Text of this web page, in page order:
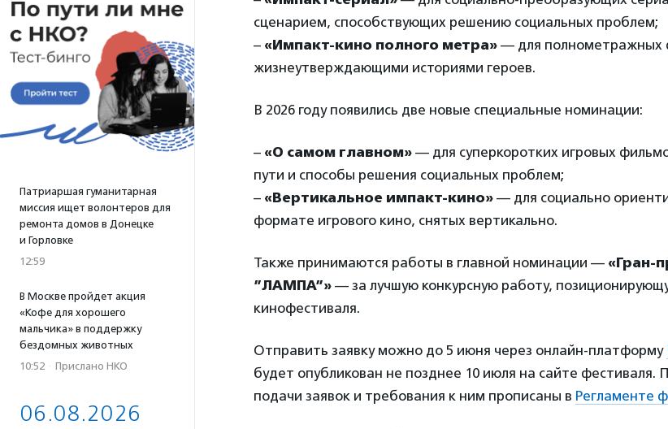
Патриаршая гуманитарная
миссия ищет волонтеров для
ремонта домов в Донецке
и Горловке
12:59
В Москве пройдет акция
«Кофе для хорошего
мальчика» в поддержку
бездомных животных
10:52 · Прислано НКО
06.08.2026
сценарием, способствующих решению социальных проблем;
– «Импакт-кино полного метра» — для полнометражных
жизнеутверждающими историями героев.
В 2026 году появились две новые специальные номинации:
– «О самом главном» — для суперкоротких игровых
пути и способы решения социальных проблем;
– «Вертикальное импакт-кино» — для социально
формате игрового кино, снятых вертикально.
Также принимаются работы в главной номинации — «Гран-
”ЛАМПА”» — за лучшую конкурсную работу,
кинофестиваля.
Отправить заявку можно до 5 июня через онлайн-платформу
будет опубликован не позднее 10 июля на сайте фестиваля.
подачи заявок и требования к ним прописаны в Регламенте